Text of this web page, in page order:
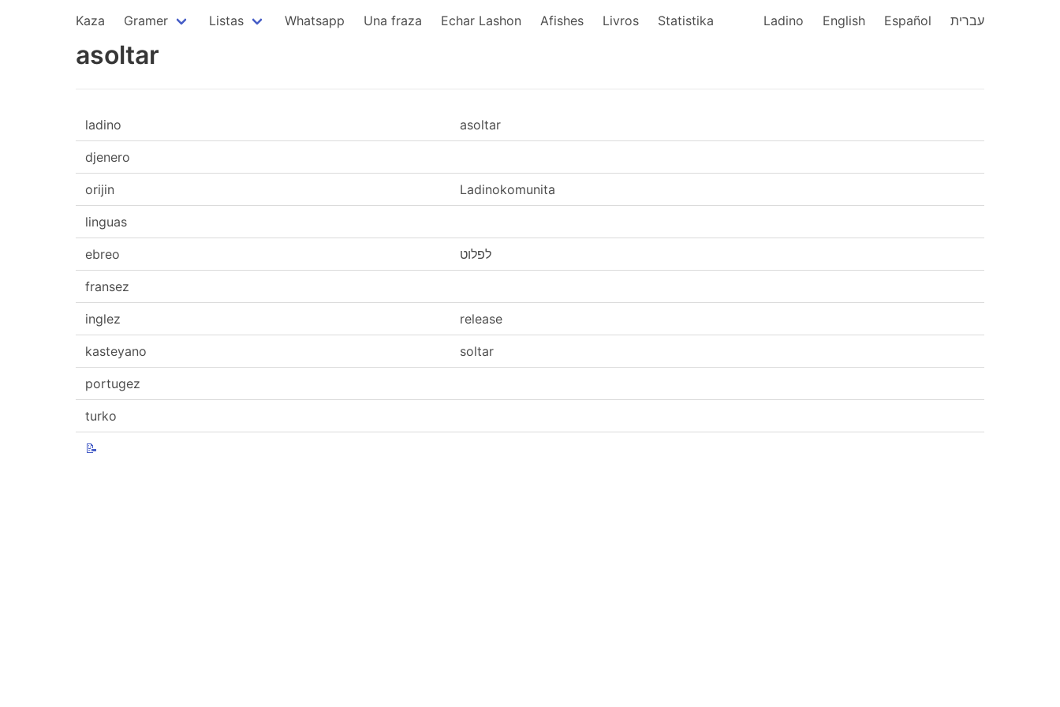
Kaza Gramer Listas Whatsapp Una fraza Echar Lashon Afishes Livros Statistika Ladino English Español עברית
asoltar
ladino asoltar
djenero
orijin Ladinokomunita
linguas
ebreo לפלוט
fransez
inglez release
kasteyano soltar
portugez
turko
📝